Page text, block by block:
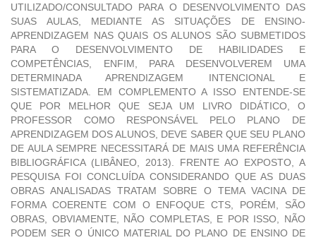
UTILIZADO/CONSULTADO PARA O DESENVOLVIMENTO DAS
SUAS AULAS, MEDIANTE AS SITUAÇÕES DE ENSINO-
APRENDIZAGEM NAS QUAIS OS ALUNOS SÃO SUBMETIDOS
PARA O DESENVOLVIMENTO DE HABILIDADES E
COMPETÊNCIAS, ENFIM, PARA DESENVOLVEREM UMA
DETERMINADA APRENDIZAGEM INTENCIONAL E
SISTEMATIZADA. EM COMPLEMENTO A ISSO ENTENDE-SE
QUE POR MELHOR QUE SEJA UM LIVRO DIDÁTICO, O
PROFESSOR COMO RESPONSÁVEL PELO PLANO DE
APRENDIZAGEM DOS ALUNOS, DEVE SABER QUE SEU PLANO
DE AULA SEMPRE NECESSITARÁ DE MAIS UMA REFERÊNCIA
BIBLIOGRÁFICA (LIBÂNEO, 2013). FRENTE AO EXPOSTO, A
PESQUISA FOI CONCLUÍDA CONSIDERANDO QUE AS DUAS
OBRAS ANALISADAS TRATAM SOBRE O TEMA VACINA DE
FORMA COERENTE COM O ENFOQUE CTS, PORÉM, SÃO
OBRAS, OBVIAMENTE, NÃO COMPLETAS, E POR ISSO, NÃO
PODEM SER O ÚNICO MATERIAL DO PLANO DE ENSINO DE